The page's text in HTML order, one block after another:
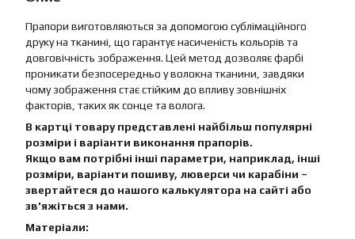
Прапори виготовляються за допомогою сублімаційного
друку на тканині, що гарантує насиченість кольорів та
довговічність зображення. Цей метод дозволяє фарбі
проникати безпосередньо у волокна тканини, завдяки
чому зображення стає стійким до впливу зовнішніх
факторів, таких як сонце та волога.
В картці товару представлені найбільш популярні
розміри і варіанти виконання прапорів.
Якщо вам потрібні інші параметри, наприклад, інші
розміри, варіанти пошиву, люверси чи карабіни –
звертайтеся до нашого калькулятора на сайті або
зв'яжіться з нами.
Матеріали: